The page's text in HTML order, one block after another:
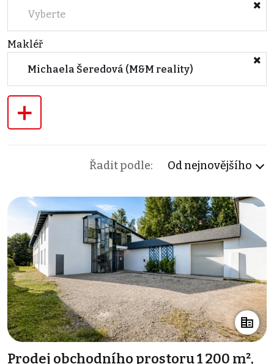
Vyberte
Makléř
Michaela Šeredová (M&M reality)
+
Řadit podle: Od nejnovějšího
Prodej obchodního prostoru 1 200 m²,